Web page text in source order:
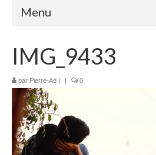
Menu
Préparation bike trip
La route
Mes rencontres
Me soutenir
IMG_9433
par Pierre-Ad | | 0